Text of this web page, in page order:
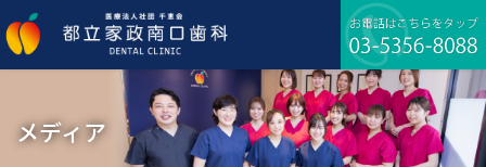
ン
テ
ビ
ゲ
メディア